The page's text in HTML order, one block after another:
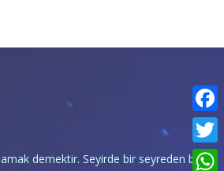
demektir. Seyirde bir seyreden bir